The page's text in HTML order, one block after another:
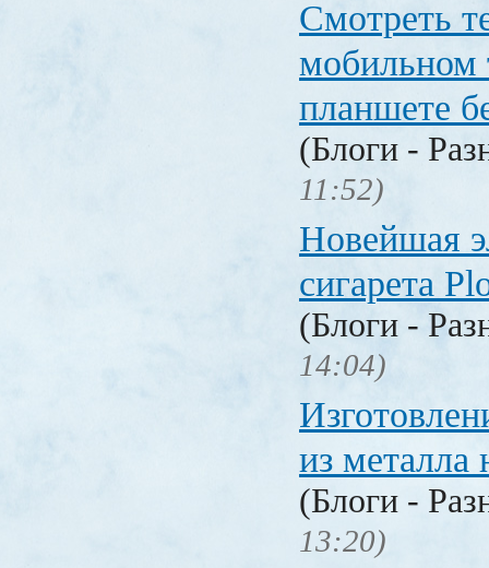
Смотреть
мобильном
планшете
(Блоги -
11:52)
Новейшая
сигарета
(Блоги -
14:04)
из
(Блоги -
13:20)